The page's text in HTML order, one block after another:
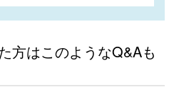
方はこのようなQ&Aも